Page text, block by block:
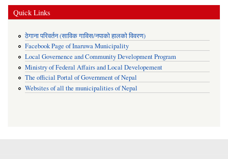
Quick Links
ठेगाना परिवर्तन (साविक गाविस/नपाको हालको विवरण)
Facebook Page of Inaruwa Municipality
Local Governence and Community Development Program
Ministry of Federal Affairs and Local Developement
The official Portal of Government of Nepal
Websites of all the municipalities of Nepal